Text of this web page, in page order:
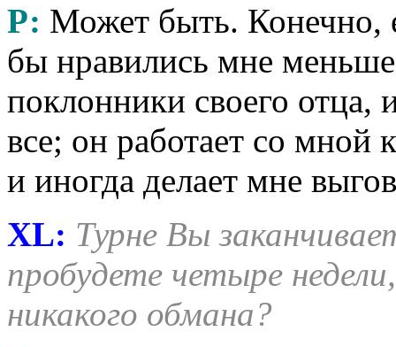
Р: Может быть. Конечно,
бы нравились мне
поклонники своего отца,
все; он работает со мной
и иногда делает мне
XL: Турне Вы
пробудете четыре
никакого обмана?